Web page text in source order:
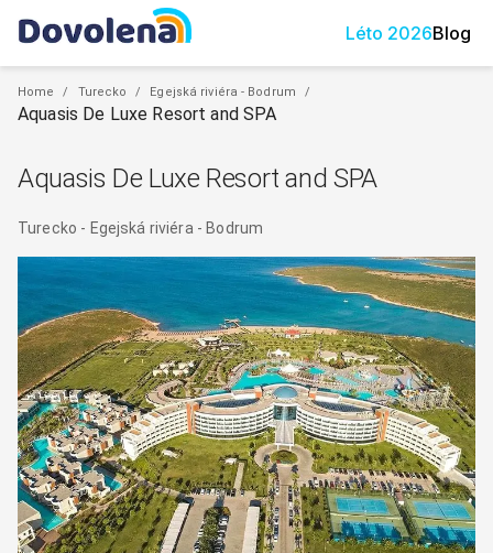
Léto 2026Blog
Home / Turecko / Egejská riviéra - Bodrum /
Aquasis De Luxe Resort and SPA
Aquasis De Luxe Resort and SPA
Turecko - Egejská riviéra - Bodrum